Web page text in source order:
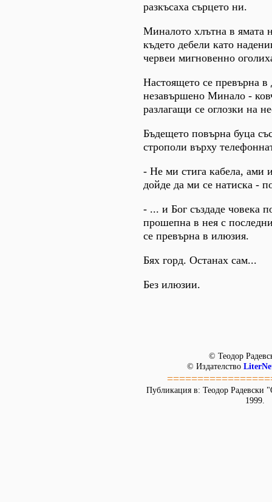
разкъсаха сърцето ни.
Миналото хлътна в ямата
където дебели като
червеи мигновенно
Настоящето се превърна в
незавършено Минало -
разлагащи се оглозки на
Бъдещето повърна буца
строполи върху
- Не ми стига кабела, ами
дойде да ми се натиска -
- ... и Бог създаде човека
прошепна в нея с
се превърна в илюзия.
Бях горд. Останах сам...
Без илюзии.
© Теодор
© Издателство
Публикация в: Теодор Радевски
1999.